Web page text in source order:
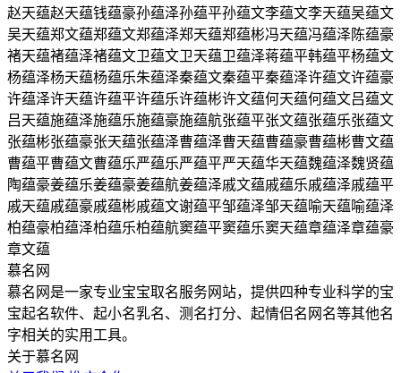
赵天蕴赵天蕴钱蕴豪孙蕴泽孙蕴平孙蕴文李蕴文李天蕴吴蕴文
吴天蕴郑文蕴郑蕴文郑蕴泽郑天蕴郑蕴彬冯天蕴冯蕴泽陈蕴豪
褚天蕴褚蕴泽褚蕴文卫蕴文卫天蕴卫蕴泽蒋蕴平韩蕴平杨蕴文
杨蕴泽杨天蕴杨蕴乐朱蕴泽秦蕴文秦蕴平秦蕴泽许蕴文许蕴豪
许蕴泽许天蕴许蕴平许蕴乐许蕴彬许文蕴何天蕴何蕴文吕蕴文
吕天蕴施蕴泽施蕴乐施蕴豪施蕴航张蕴平张文蕴张蕴乐张蕴文
张蕴彬张蕴豪张天蕴张蕴泽曹蕴泽曹天蕴曹蕴豪曹蕴彬曹文蕴
曹蕴平曹蕴文曹蕴乐严蕴乐严蕴平严天蕴华天蕴魏蕴泽魏贤蕴
陶蕴豪姜蕴乐姜蕴豪姜蕴航姜蕴泽戚文蕴戚蕴乐戚蕴泽戚蕴平
戚天蕴戚蕴豪戚蕴彬戚蕴文谢蕴平邹蕴泽邹天蕴喻天蕴喻蕴泽
柏蕴豪柏蕴泽柏蕴乐柏蕴航窦蕴平窦蕴乐窦天蕴章蕴泽章蕴豪
章文蕴
慕名网
慕名网是一家专业宝宝取名服务网站，提供四种专业科学的宝
宝起名软件、起小名乳名、测名打分、起情侣名网名等其他名
字相关的实用工具。
关于慕名网